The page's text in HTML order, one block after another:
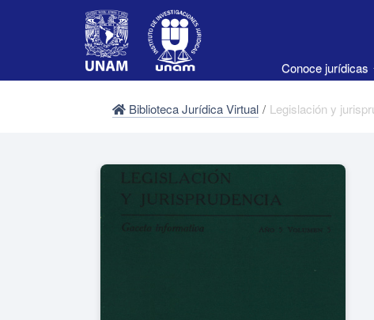
Conoce jurídicas
Biblioteca Jurídica Virtual / Legislación y